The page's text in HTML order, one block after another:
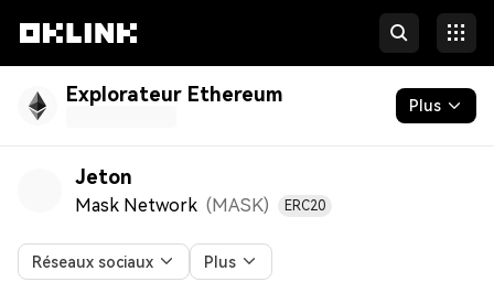
Explorateur Ethereum Plus
Blockchain
Jetons et NFT
Développeurs
Jeton
Mask Network (MASK) ERC20
Réseaux sociaux Plus